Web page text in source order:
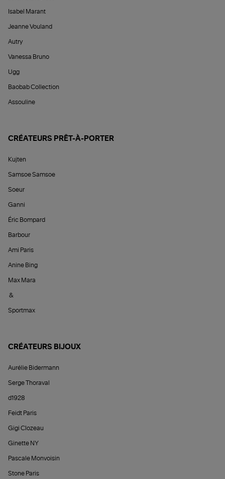
Isabel Marant
Jeanne Vouland
Autry
Vanessa Bruno
Ugg
Baobab Collection
Assouline
CRÉATEURS PRÊT-À-PORTER
Kujten
Samsoe Samsoe
Soeur
Ganni
Éric Bompard
Barbour
Ami Paris
Anine Bing
Max Mara
&
Sportmax
CRÉATEURS BIJOUX
Aurélie Bidermann
Serge Thoraval
d1928
Feidt Paris
Gigi Clozeau
Ginette NY
Pascale Monvoisin
Stone Paris